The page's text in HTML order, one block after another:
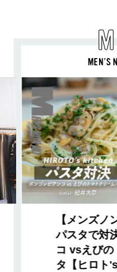
MEN’S
【メンズノ
パスタで対
コ vsえびの
タ【ヒロト